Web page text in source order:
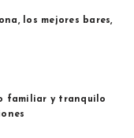
los mejores bares,
familiar y tranquilo